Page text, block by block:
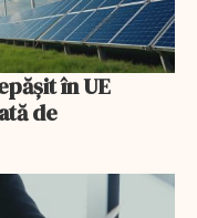
în UE
de